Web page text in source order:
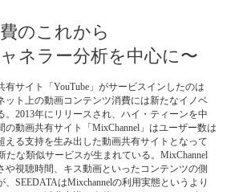
のこれから
ネラー分析を中心に〜
有サイト「YouTube」がサービスインしたのは
ット上の動画コンテンツ消費には新たなイノベ
。2013年にリリースされ、ハイ・ティーンを中
動画共有サイト「MixChannel」はユーザー数は
える支持を生み出した動画共有サイトとなって
たな類似サービスが生まれている。MixChannel
や視聴時間、キス動画といったコンテンツの側
SEEDATAはMixchannelの利用実態というより